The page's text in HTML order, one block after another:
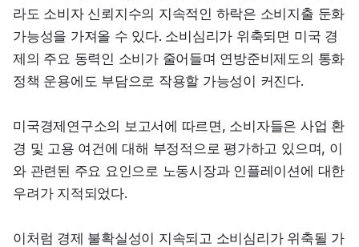
라도 소비자 신뢰지수의 지속적인 하락은 소비지출 둔화
가능성을 가져올 수 있다. 소비심리가 위축되면 미국 경
제의 주요 동력인 소비가 줄어들며 연방준비제도의 통화
정책 운용에도 부담으로 작용할 가능성이 커진다.
미국경제연구소의 보고서에 따르면, 소비자들은 사업 환
경 및 고용 여건에 대해 부정적으로 평가하고 있으며, 이
와 관련된 주요 요인으로 노동시장과 인플레이션에 대한
우려가 지적되었다.
이처럼 경제 불확실성이 지속되고 소비심리가 위축될 가